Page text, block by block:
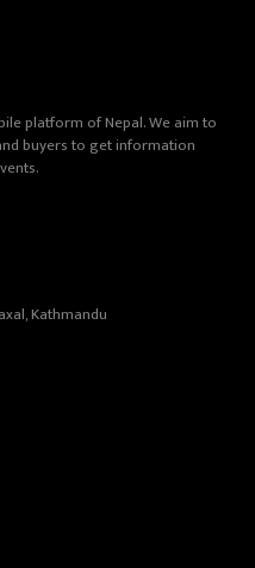
platform of Nepal. We aim to
buyers to get information
Kathmandu